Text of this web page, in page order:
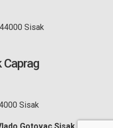
Sisak
Caprag
Sisak